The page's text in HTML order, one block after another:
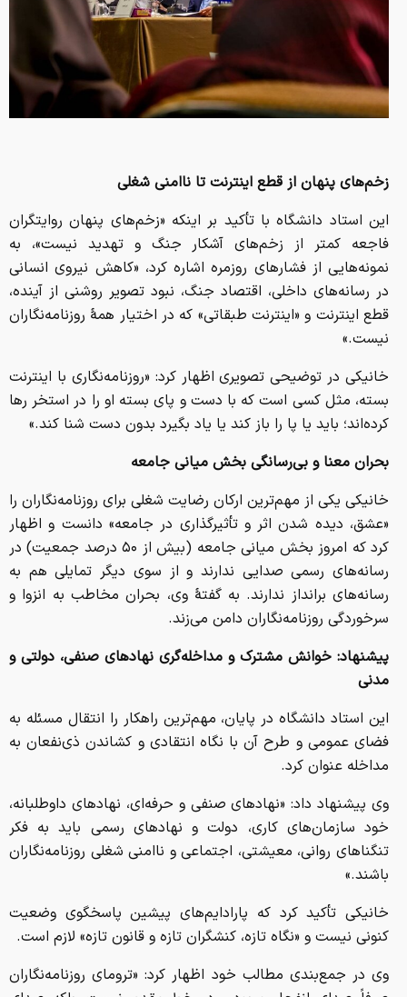
زخم‌های پنهان از قطع اینترنت تا ناامنی شغلی
این استاد دانشگاه با تأکید بر اینکه «زخم‌های پنهان روایتگران
فاجعه کمتر از زخم‌های آشکار جنگ و تهدید نیست»، به
نمونه‌هایی از فشارهای روزمره اشاره کرد، «کاهش نیروی انسانی
در رسانه‌های داخلی، اقتصاد جنگ، نبود تصویر روشنی از آینده،
قطع اینترنت و «اینترنت طبقاتی» که در اختیار همهٔ روزنامه‌نگاران
نیست.»
خانیکی در توضیحی تصویری اظهار کرد: «روزنامه‌نگاری با اینترنت
بسته، مثل کسی است که با دست و پای بسته او را در استخر رها
کرده‌اند؛ باید یا پا را باز کند یا یاد بگیرد بدون دست شنا کند.»
بحران معنا و بی‌رسانگی بخش میانی جامعه
خانیکی یکی از مهم‌ترین ارکان رضایت شغلی برای روزنامه‌نگاران را
«عشق، دیده شدن اثر و تأثیرگذاری در جامعه» دانست و اظهار
کرد که امروز بخش میانی جامعه (بیش از ۵۰ درصد جمعیت) در
رسانه‌های رسمی صدایی ندارند و از سوی دیگر تمایلی هم به
رسانه‌های برانداز ندارند. به گفتهٔ وی، بحران مخاطب به انزوا و
سرخوردگی روزنامه‌نگاران دامن می‌زند.
پیشنهاد: خوانش مشترک و مداخله‌گری نهادهای صنفی، دولتی و
مدنی
این استاد دانشگاه در پایان، مهم‌ترین راهکار را انتقال مسئله به
فضای عمومی و طرح آن با نگاه انتقادی و کشاندن ذی‌نفعان به
مداخله عنوان کرد.
وی پیشنهاد داد: «نهادهای صنفی و حرفه‌ای، نهادهای داوطلبانه،
خود سازمان‌های کاری، دولت و نهادهای رسمی باید به فکر
تنگناهای روانی، معیشتی، اجتماعی و ناامنی شغلی روزنامه‌نگاران
باشند.»
خانیکی تأکید کرد که پارادایم‌های پیشین پاسخگوی وضعیت
کنونی نیست و «نگاه تازه، کنشگران تازه و قانون تازه» لازم است.
وی در جمع‌بندی مطالب خود اظهار کرد: «ترومای روزنامه‌نگاران